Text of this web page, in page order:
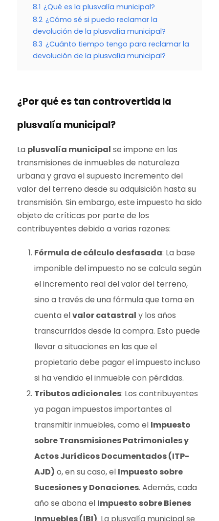
8.1 ¿Qué es la plusvalía municipal?
8.2 ¿Cómo sé si puedo reclamar la
devolución de la plusvalía municipal?
8.3 ¿Cuánto tiempo tengo para reclamar la
devolución de la plusvalía municipal?
¿Por qué es tan controvertida la
plusvalía municipal?
La plusvalía municipal se impone en las
transmisiones de inmuebles de naturaleza
urbana y grava el supuesto incremento del
valor del terreno desde su adquisición hasta su
transmisión. Sin embargo, este impuesto ha sido
objeto de críticas por parte de los
contribuyentes debido a varias razones:
Fórmula de cálculo desfasada: La base
imponible del impuesto no se calcula según
el incremento real del valor del terreno,
sino a través de una fórmula que toma en
cuenta elvalor catastral y los años
transcurridos desde la compra. Esto puede
llevar a situaciones en las que el
propietario debe pagar el impuesto incluso
si ha vendido el inmueble con pérdidas.
Tributos adicionales: Los contribuyentes
ya pagan impuestos importantes al
transmitir inmuebles, como el Impuesto
sobre Transmisiones Patrimoniales y
Actos Jurídicos Documentados (ITP-
AJD) o, en su caso, el Impuesto sobre
Sucesiones y Donaciones. Además, cada
año se abona el Impuesto sobre Bienes